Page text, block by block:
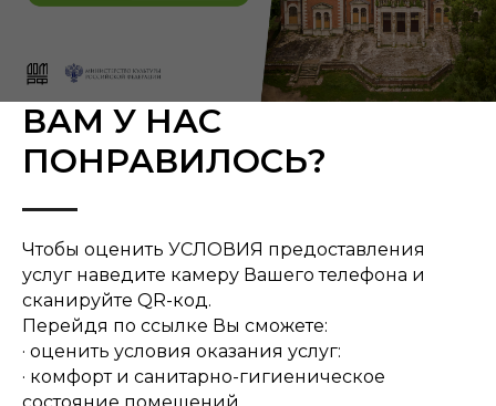
ВАМ У НАС
ПОНРАВИЛОСЬ?
Чтобы оценить УСЛОВИЯ предоставления
услуг наведите камеру Вашего телефона и
сканируйте QR-код.
Перейдя по ссылке Вы сможете:
· оценить условия оказания услуг:
· комфорт и санитарно-гигиеническое
состояние помещений